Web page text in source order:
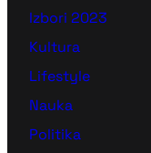
Izbori 2023
Kultura
Lifestyle
Nauka
Politika